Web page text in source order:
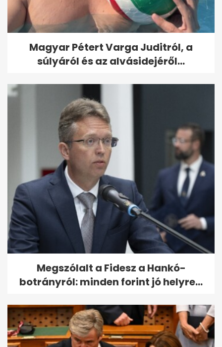
Magyar Pétert Varga Juditról, a
súlyáról és az alvásidejéről...
Megszólalt a Fidesz a Hankó-
botrányról: minden forint jó helyre...